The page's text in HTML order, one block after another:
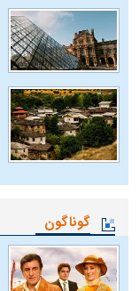
گوناگون